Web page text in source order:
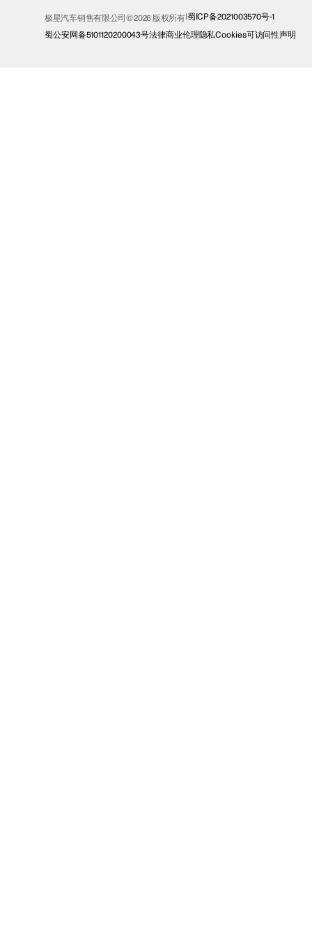
极星汽车销售有限公司© 2026 版权所有 蜀ICP备2021003570号-1
蜀公安网备5101120200043号法律商业伦理隐私Cookies可访问性声明